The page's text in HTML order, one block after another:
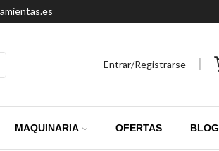
Entrar/Registrarse
MAQUINARIA OFERTAS BLOG